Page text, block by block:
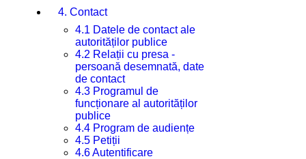
4. Contact
4.1 Datele de contact ale
autorităților publice
4.2 Relații cu presa -
persoană desemnată, date
de contact
4.3 Programul de
funcționare al autorităților
publice
4.4 Program de audiențe
4.5 Petiții
4.6 Autentificare